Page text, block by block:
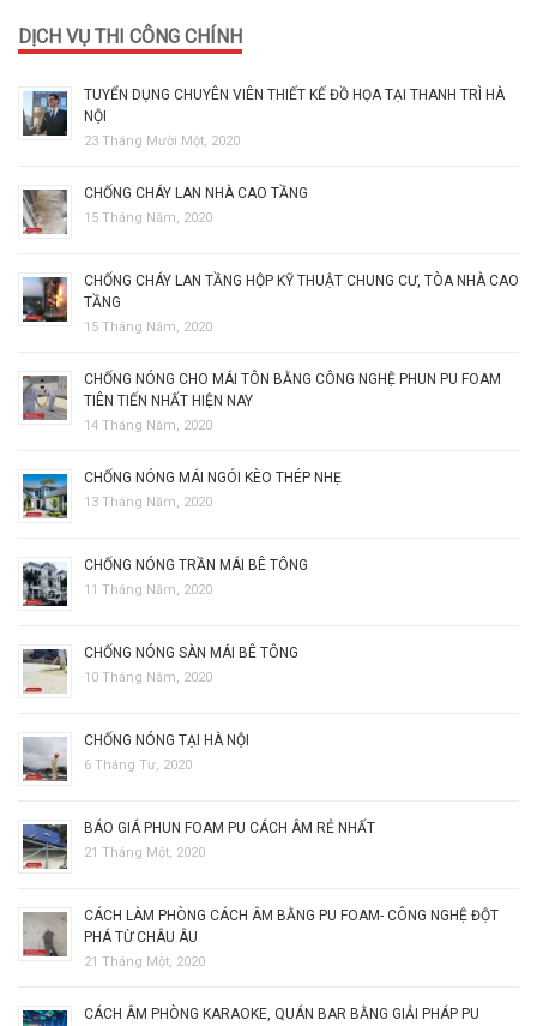
DỊCH VỤ THI CÔNG CHÍNH
TUYỂN DỤNG CHUYÊN VIÊN THIẾT KẾ ĐỒ HỌA TẠI THANH TRÌ HÀ
NỘI
23 Tháng Mười Một, 2020
CHỐNG CHÁY LAN NHÀ CAO TẦNG
15 Tháng Năm, 2020
CHỐNG CHÁY LAN TẦNG HỘP KỸ THUẬT CHUNG CƯ, TÒA NHÀ CAO
TẦNG
15 Tháng Năm, 2020
CHỐNG NÓNG CHO MÁI TÔN BẰNG CÔNG NGHỆ PHUN PU FOAM
TIÊN TIẾN NHẤT HIỆN NAY
14 Tháng Năm, 2020
CHỐNG NÓNG MÁI NGÓI KÈO THÉP NHẸ
13 Tháng Năm, 2020
CHỐNG NÓNG TRẦN MÁI BÊ TÔNG
11 Tháng Năm, 2020
CHỐNG NÓNG SÀN MÁI BÊ TÔNG
10 Tháng Năm, 2020
CHỐNG NÓNG TẠI HÀ NỘI
6 Tháng Tư, 2020
BÁO GIÁ PHUN FOAM PU CÁCH ÂM RẺ NHẤT
21 Tháng Một, 2020
CÁCH LÀM PHÒNG CÁCH ÂM BẰNG PU FOAM- CÔNG NGHỆ ĐỘT
PHÁ TỪ CHÂU ÂU
21 Tháng Một, 2020
CÁCH ÂM PHÒNG KARAOKE, QUÁN BAR BẰNG GIẢI PHÁP PU